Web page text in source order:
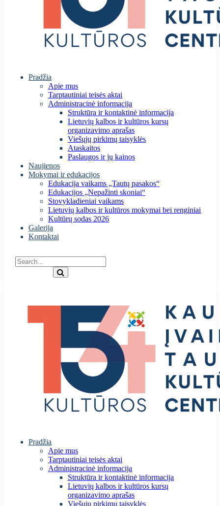
Pradžia
Apie mus
Tarptautiniai teisės aktai
Administracinė informacija
Struktūra ir kontaktinė informacija
Lietuvių kalbos ir kultūros kursų
organizavimo aprašas
Viešųjų pirkimų taisyklės
Ataskaitos
Paslaugos ir jų kainos
Naujienos
Mokymai ir edukacijos
Edukacija vaikams „Tautų pasakos“
Edukacijos „Nepažinti skoniai“
Stovykladieniai vaikams
Lietuvių kalbos ir kultūros mokymai bei renginiai
Kultūrų sodas 2026
Galerija
Kontaktai
Pradžia
Apie mus
Tarptautiniai teisės aktai
Administracinė informacija
Struktūra ir kontaktinė informacija
Lietuvių kalbos ir kultūros kursų
organizavimo aprašas
Viešųjų pirkimų taisyklės